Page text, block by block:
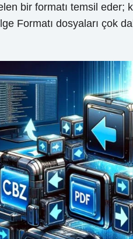
bir formatı temsil eder;
Formatı dosyaları çok